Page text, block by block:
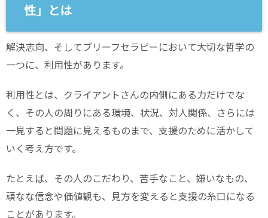
性」とは
解決志向、そしてブリーフセラピーにおいて大切な哲学の
一つに、利用性があります。
利用性とは、クライアントさんの内側にある力だけでな
く、その人の周りにある環境、状況、対人関係、さらには
一見すると問題に見えるものまで、支援のために活かして
いく考え方です。
たとえば、その人のこだわり、苦手なこと、嫌いなもの、
頑なな信念や価値観も、見方を変えると支援の糸口になる
ことがあります。